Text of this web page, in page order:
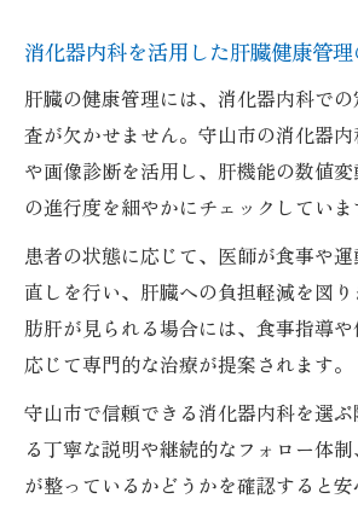
消化器内科を活用した肝臓健康管
肝臓の健康管理には、消化器内科で
査が欠かせません。守山市の消化器
や画像診断を活用し、肝機能の数値
の進行度を細やかにチェックしていま
患者の状態に応じて、医師が食事や
直しを行い、肝臓への負担軽減を図
肪肝が見られる場合には、食事指導
応じて専門的な治療が提案されます。
守山市で信頼できる消化器内科を選
る丁寧な説明や継続的なフォロー体
が整っているかどうかを確認すると